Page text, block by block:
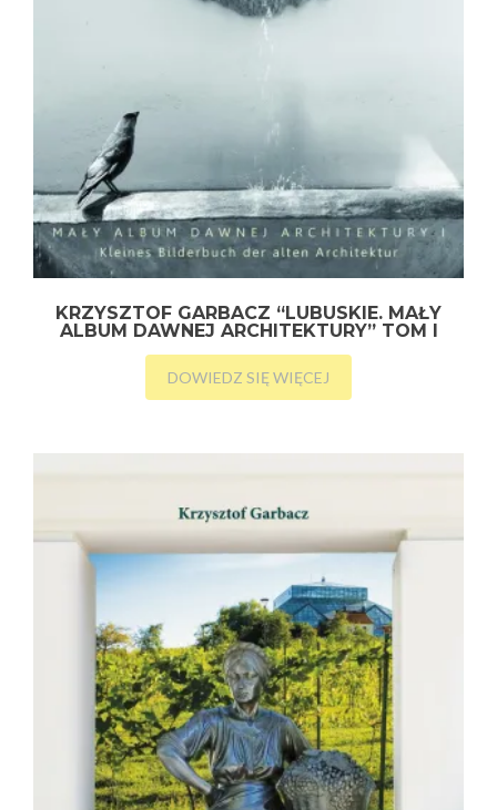
KRZYSZTOF GARBACZ “LUBUSKIE. MAŁY
ALBUM DAWNEJ ARCHITEKTURY” TOM I
DOWIEDZ SIĘ WIĘCEJ